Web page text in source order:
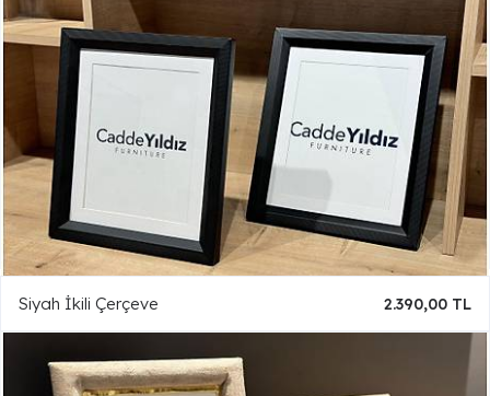
Siyah İkili Çerçeve 2.390,00 TL